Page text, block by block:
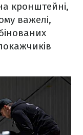
кронштейні,
важелі,
покажчиків